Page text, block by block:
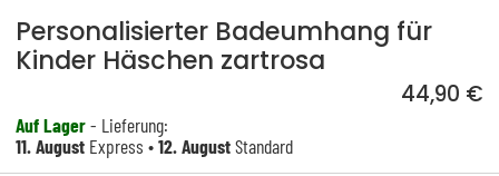
Personalisierter Badeumhang für
Kinder Häschen zartrosa
44,90 €
Auf Lager- Lieferung:
11. August Express •12. AugustStandard